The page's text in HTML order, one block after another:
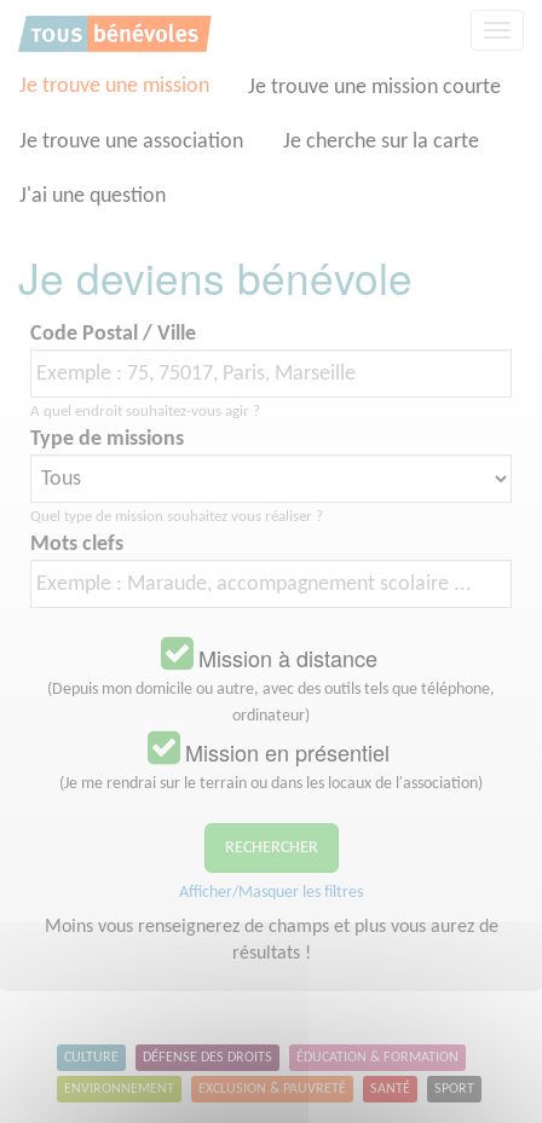
Je trouve une mission Je trouve une mission courte
Je trouve une association Je cherche sur la carte
J'ai une question
Je deviens bénévole
Code Postal / Ville
A quel endroit souhaitez-vous agir ?
Type de missions
Quel type de mission souhaitez vous réaliser ?
Mots clefs
Mission à distance
(Depuis mon domicile ou autre, avec des outils tels que téléphone,
ordinateur)
Mission en présentiel
(Je me rendrai sur le terrain ou dans les locaux de l'association)
RECHERCHER
Afficher/Masquer les filtres
Moins vous renseignerez de champs et plus vous aurez de
résultats !
CULTURE DÉFENSE DES DROITS ÉDUCATION & FORMATION
ENVIRONNEMENT EXCLUSION & PAUVRETÉ SANTÉ SPORT
Panneau de gestion des cookies